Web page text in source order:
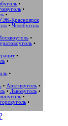
•
•
•
Красноярск
• Челябуголь
•
•
•
•
•
• Арктикуголь•
• Львовуголь•
•
•